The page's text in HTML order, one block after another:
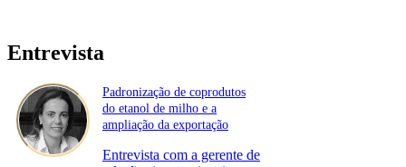
Entrevista
Padronização de coprodutos
do etanol de milho e a
ampliação da exportação
Entrevista com a gerente de